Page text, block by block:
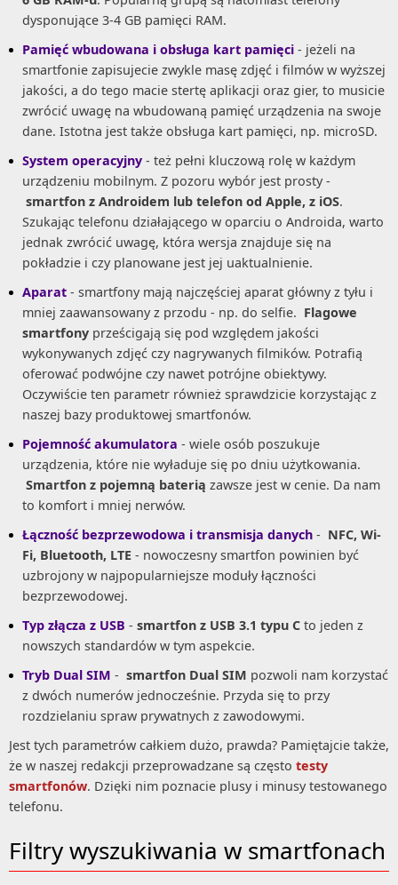
dysponujące 3-4 GB pamięci RAM.
Pamięć wbudowana i obsługa kart pamięci - jeżeli na
smartfonie zapisujecie zwykle masę zdjęć i filmów w wyższej
jakości, a do tego macie stertę aplikacji oraz gier, to musicie
zwrócić uwagę na wbudowaną pamięć urządzenia na swoje
dane. Istotna jest także obsługa kart pamięci, np. microSD.
System operacyjny - też pełni kluczową rolę w każdym
urządzeniu mobilnym. Z pozoru wybór jest prosty -
smartfon z Androidem lub telefon od Apple, z iOS.
Szukając telefonu działającego w oparciu o Androida, warto
jednak zwrócić uwagę, która wersja znajduje się na
pokładzie i czy planowane jest jej uaktualnienie.
Aparat - smartfony mają najczęściej aparat główny z tyłu i
mniej zaawansowany z przodu - np. do selfie. Flagowe
smartfony prześcigają się pod względem jakości
wykonywanych zdjęć czy nagrywanych filmików. Potrafią
oferować podwójne czy nawet potrójne obiektywy.
Oczywiście ten parametr również sprawdzicie korzystając z
naszej bazy produktowej smartfonów.
Pojemność akumulatora - wiele osób poszukuje
urządzenia, które nie wyładuje się po dniu użytkowania.
Smartfon z pojemną baterią zawsze jest w cenie. Da nam
to komfort i mniej nerwów.
Łączność bezprzewodowa i transmisja danych - NFC, Wi-
Fi, Bluetooth, LTE - nowoczesny smartfon powinien być
uzbrojony w najpopularniejsze moduły łączności
bezprzewodowej.
Typ złącza z USB - smartfon z USB 3.1 typu C to jeden z
nowszych standardów w tym aspekcie.
Tryb Dual SIM - smartfon Dual SIM pozwoli nam korzystać
z dwóch numerów jednocześnie. Przyda się to przy
rozdzielaniu spraw prywatnych z zawodowymi.
Jest tych parametrów całkiem dużo, prawda? Pamiętajcie także,
że w naszej redakcji przeprowadzane są często testy
smartfonów. Dzięki nim poznacie plusy i minusy testowanego
telefonu.
Filtry wyszukiwania w smartfonach